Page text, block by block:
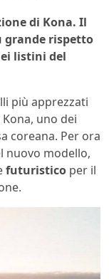
di Kona. Il
grande rispetto
listini del
più apprezzati
uno dei
coreana. Per ora
nuovo modello,
futuristico per il